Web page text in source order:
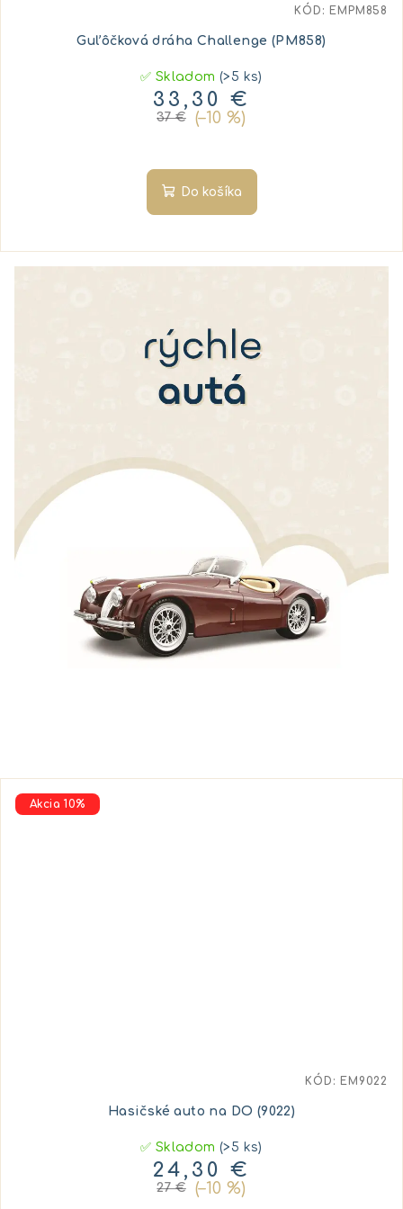
Guľôčková dráha Challenge (PM858)
✅ Skladom(>5 ks)
33,30 €
37 € (–10 %)
Do košíka
KÓD: EMPM858
Akcia 10%
Hasičské auto na DO (9022)
✅ Skladom(>5 ks)
24,30 €
27 € (–10 %)
KÓD: EM9022